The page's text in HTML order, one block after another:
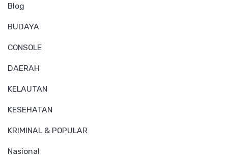
Blog
BUDAYA
CONSOLE
DAERAH
KELAUTAN
KESEHATAN
KRIMINAL & POPULAR
Nasional